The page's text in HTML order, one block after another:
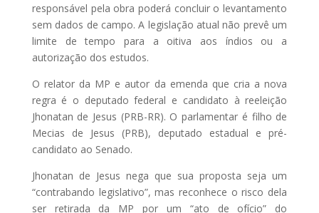
responsável pela obra poderá concluir o levantamento
sem dados de campo. A legislação atual não prevê um
limite de tempo para a oitiva aos índios ou a
autorização dos estudos.
O relator da MP e autor da emenda que cria a nova
regra é o deputado federal e candidato à reeleição
Jhonatan de Jesus (PRB-RR). O parlamentar é filho de
Mecias de Jesus (PRB), deputado estadual e pré-
candidato ao Senado.
Jhonatan de Jesus nega que sua proposta seja um
“contrabando legislativo”, mas reconhece o risco dela
ser retirada da MP por um “ato de ofício” do